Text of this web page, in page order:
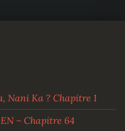
Nani Ka ? Chapitre 1
– Chapitre 64